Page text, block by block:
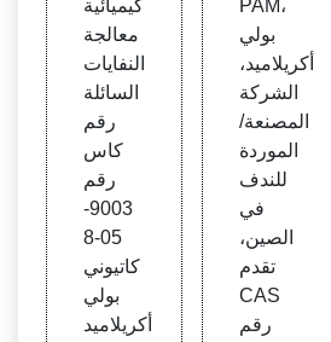
ت ال
سائلة
رقم ك
اس ر
قم 90
03-05
-8 كات
يوني
كيميائية
معالجة
النفايات
السائلة
رقم
كاس
رقم
9003-
05-8
كاتيوني
بولي
أكريلاميد
PAM
/ معال
جة مي
اه بول
ي أكر
يلاميد
PAM،
بولي
أكريلاميد،
الشركة
المصنعة/
الموردة
للندف
في
الصين،
تقدم
CAS
رقم